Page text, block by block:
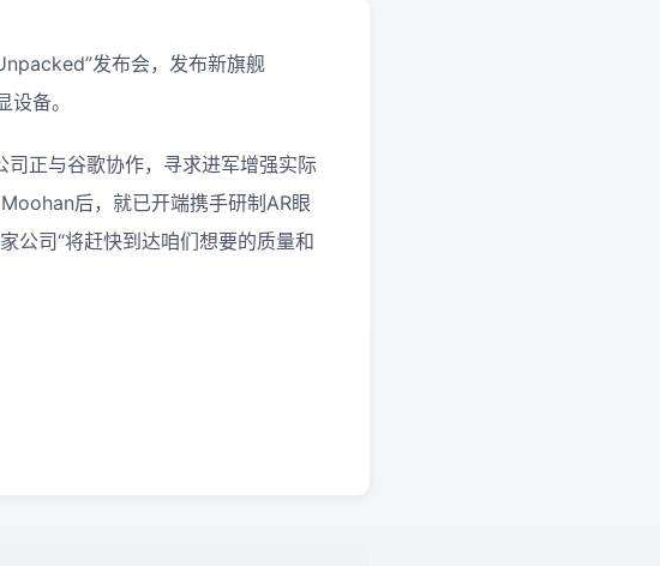
发布会，发布新旗舰
备。
正与谷歌协作，寻求进军增强实际
后，就已开端携手研制AR眼
公司“将赶快到达咱们想要的质量和